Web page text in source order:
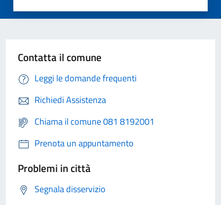
Contatta il comune
Leggi le domande frequenti
Richiedi Assistenza
Chiama il comune 081 8192001
Prenota un appuntamento
Problemi in città
Segnala disservizio